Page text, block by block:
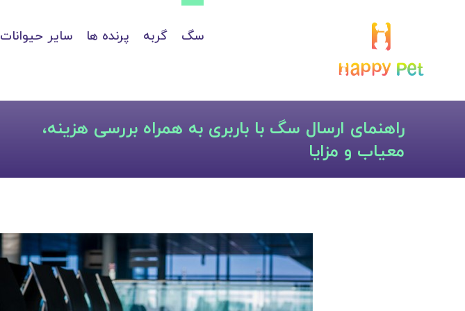
سگ گربه پرنده ها سایر حیوانات
راهنمای ارسال سگ با باربری به همراه بررسی هزینه،
معیاب و مزایا